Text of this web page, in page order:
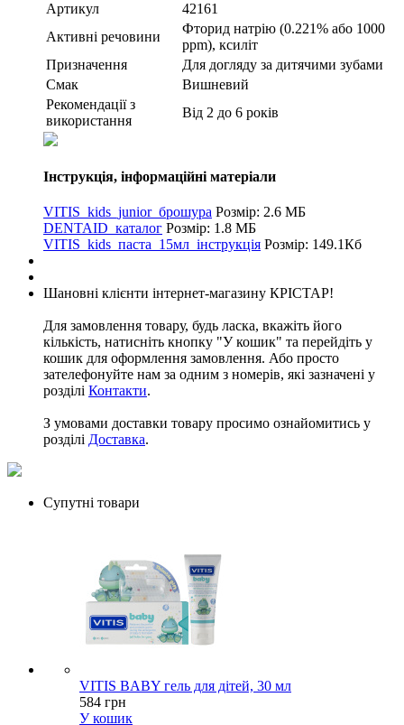
Артикул
42161
Активні речовини
Фторид натрію (0.221% або 1000
ppm), ксиліт
Призначення
Для догляду за дитячими зубами
Смак
Вишневий
Рекомендації з
використання
Від 2 до 6 років
Інструкція, інформаційні матеріали
VITIS_kids_junior_брошура Розмір: 2.6 МБ
DENTAID_каталог Розмір: 1.8 МБ
VITIS_kids_паста_15мл_інструкція Розмір: 149.1Кб
Шановні клієнти інтернет-магазину КРІСТАР!
Для замовлення товару, будь ласка, вкажіть його
кількість, натисніть кнопку "У кошик" та перейдіть у
кошик для оформлення замовлення. Або просто
зателефонуйте нам за одним з номерів, які зазначені у
розділі Контакти.
З умовами доставки товару просимо ознайомитись у
розділі Доставка.
Супутні товари
VITIS BABY гель для дітей, 30 мл
584 грн
У кошик